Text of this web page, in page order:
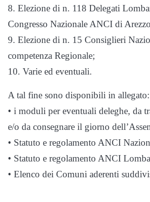
8. Elezione di n. 118 Delegati
Congresso Nazionale ANCI di
9. Elezione di n. 15 Consiglieri
competenza Regionale;
10. Varie ed eventuali.
A tal fine sono disponibili in allegato:
• i moduli per eventuali deleghe, da
e/o da consegnare il giorno
• Statuto e regolamento ANCI
• Statuto e regolamento ANCI
• Elenco dei Comuni aderenti